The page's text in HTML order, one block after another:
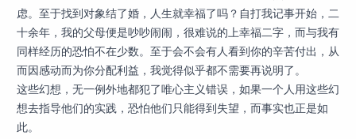
虑。至于找到对象结了婚，人生就幸福了吗？自打我记事开始，二
十余年，我的父母便是吵吵闹闹，很难说的上幸福二字，而与我有
同样经历的恐怕不在少数。至于会不会有人看到你的辛苦付出，从
而因感动而为你分配利益，我觉得似乎都不需要再说明了。
这些幻想，无一例外地都犯了唯心主义错误，如果一个人用这些幻
想去指导他们的实践，恐怕他们只能得到失望，而事实也正是如
此。